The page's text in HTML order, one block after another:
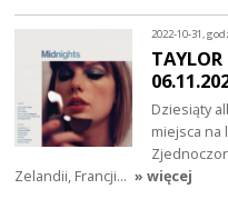
2022-10-31,
Dziesiąty
miejsca na
Zelandii, Francji… » więcej